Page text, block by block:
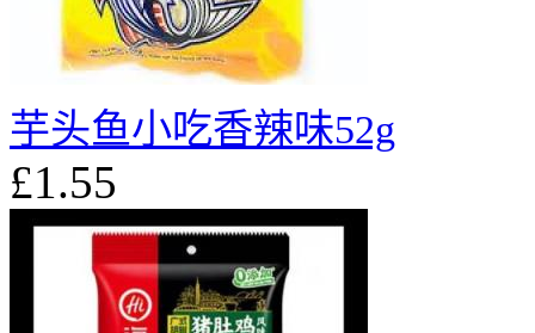
芋头鱼小吃香辣味52g
£1.55